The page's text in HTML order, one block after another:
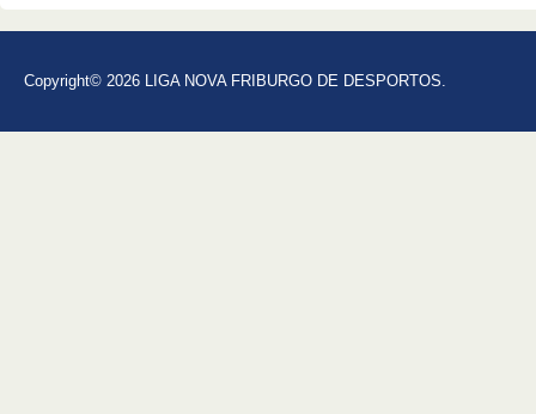
Copyright© 2026 LIGA NOVA FRIBURGO DE DESPORTOS.